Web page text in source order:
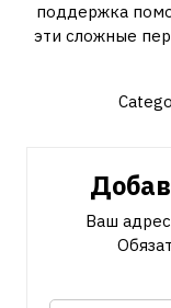
поддержка
эти сложные
Ваш